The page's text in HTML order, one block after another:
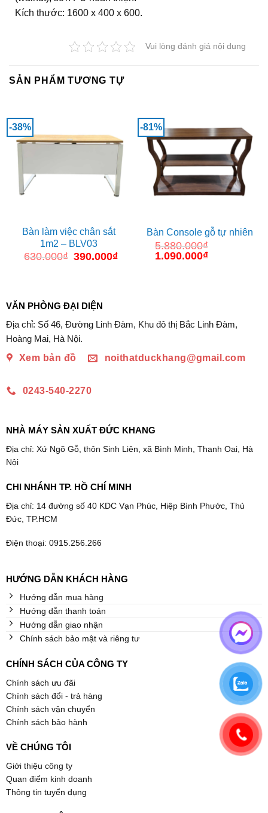
Kích thước: 1600 x 400 x 600.
Vui lòng đánh giá nội dung
SẢN PHẨM TƯƠNG TỰ
-38%
Bàn làm việc chân sắt
1m2 – BLV03
630.000₫ Giá
390.000₫Giá
-81%
Bàn Console gỗ tự nhiên
5.880.000₫
Giá
1.090.000₫Giá
VĂN PHÒNG ĐẠI DIỆN
Địa chỉ: Số 46, Đường Linh Đàm, Khu đô thị Bắc Linh Đàm,
Hoàng Mai, Hà Nội.
Xem bản đồ
noithatduckhang@gmail.com
0243-540-2270
NHÀ MÁY SẢN XUẤT ĐỨC KHANG
Địa chỉ: Xứ Ngõ Gỗ, thôn Sinh Liên, xã Bình Minh, Thanh Oai, Hà
Nội
CHI NHÁNH TP. HỒ CHÍ MINH
Địa chỉ: 14 đường số 40 KDC Vạn Phúc, Hiệp Bình Phước, Thủ
Đức, TP.HCM
Điện thoại: 0915.256.266
HƯỚNG DẪN KHÁCH HÀNG
Hướng dẫn mua hàng
Hướng dẫn thanh toán
Hướng dẫn giao nhận
Chính sách bảo mật và riêng tư
CHÍNH SÁCH CỦA CÔNG TY
Chính sách ưu đãi
Chính sách đổi - trả hàng
Chính sách vận chuyển
Chính sách bảo hành
VỀ CHÚNG TÔI
Giới thiệu công ty
Quan điểm kinh doanh
Thông tin tuyển dụng